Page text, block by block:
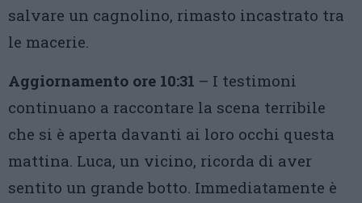
salvare un cagnolino, rimasto incastrato tra
le macerie.
Aggiornamento ore 10:31 – I testimoni
continuano a raccontare la scena terribile
che si è aperta davanti ai loro occhi questa
mattina. Luca, un vicino, ricorda di aver
sentito un grande botto. Immediatamente è